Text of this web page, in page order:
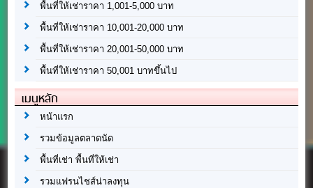
พื้นที่ให้เช่าราคา 1,001-5,000 บาท
พื้นที่ให้เช่าราคา 10,001-20,000 บาท
พื้นที่ให้เช่าราคา 20,001-50,000 บาท
พื้นที่ให้เช่าราคา 50,001 บาทขึ้นไป
เมนูหลัก
หน้าแรก
รวมข้อมูลตลาดนัด
พื้นที่เช่า พื้นที่ให้เช่า
รวมแฟรนไชส์น่าลงทุน